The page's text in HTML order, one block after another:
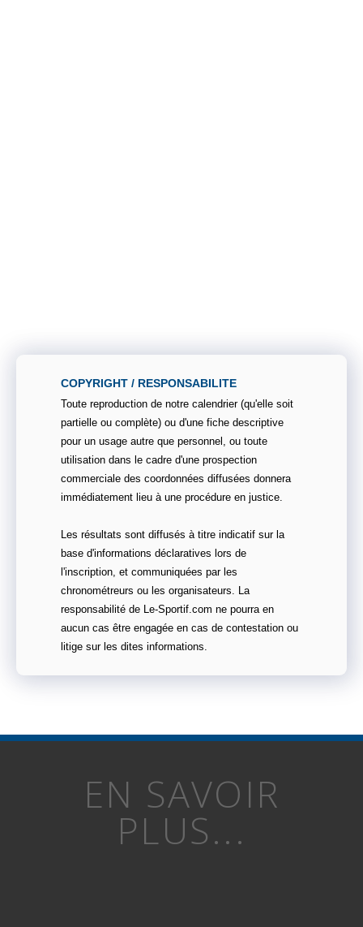
COPYRIGHT / RESPONSABILITE
Toute reproduction de notre calendrier (qu'elle soit
partielle ou complète) ou d'une fiche descriptive
pour un usage autre que personnel, ou toute
utilisation dans le cadre d'une prospection
commerciale des coordonnées diffusées donnera
immédiatement lieu à une procédure en justice.
Les résultats sont diffusés à titre indicatif sur la
base d'informations déclaratives lors de
l'inscription, et communiquées par les
chronométreurs ou les organisateurs. La
responsabilité de Le-Sportif.com ne pourra en
aucun cas être engagée en cas de contestation ou
litige sur les dites informations.
EN SAVOIR
PLUS...